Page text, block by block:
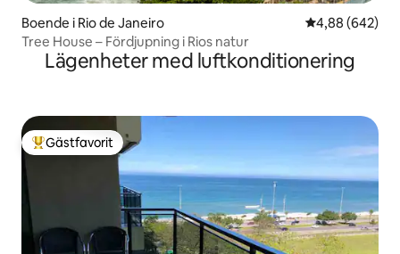
Boende i Rio de Janeiro 4,88 av 5 i
4,88 (642)
Tree House – Fördjupning i Rios natur
Lägenheter med luftkonditionering
Populär gästfavorit
Gästfavorit